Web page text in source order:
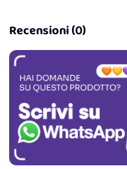
Recensioni (0)